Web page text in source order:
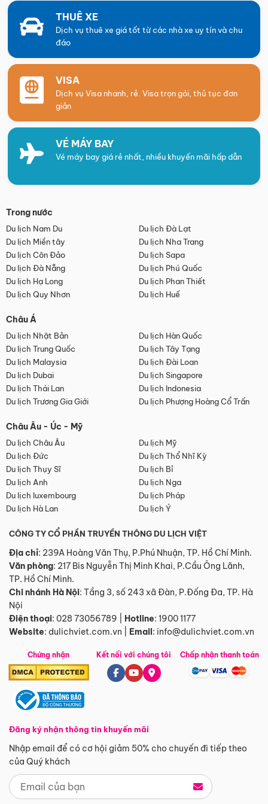
THUÊ XE
Dịch vụ thuê xe giá tốt từ các nhà xe uy tín và chu
đáo
VISA
Dịch vụ Visa nhanh, rẻ. Visa trọn gói, thủ tục đơn
giản
VÉ MÁY BAY
Vé máy bay giá rẻ nhất, nhiều khuyến mãi hấp dẫn
Trong nước
Du lịch Nam Du
Du lịch Đà Lạt
Du lịch Miền tây
Du lịch Nha Trang
Du lịch Côn Đảo
Du lịch Sapa
Du lịch Đà Nẵng
Du lịch Phú Quốc
Du lịch Hạ Long
Du lịch Phan Thiết
Du lịch Quy Nhơn
Du lịch Huế
Châu Á
Du lịch Nhật Bản
Du lịch Hàn Quốc
Du lịch Trung Quốc
Du lịch Tây Tạng
Du lịch Malaysia
Du lịch Đài Loan
Du lịch Dubai
Du lịch Singapore
Du lịch Thái Lan
Du lịch Indonesia
Du lịch Trương Gia Giới
Du lịch Phượng Hoàng Cổ Trấn
Châu Âu - Úc - Mỹ
Du lịch Châu Âu
Du lịch Mỹ
Du lịch Đức
Du lịch Thổ Nhĩ Kỳ
Du lịch Thụy Sĩ
Du lịch Bỉ
Du lịch Anh
Du lịch Nga
Du lịch luxembourg
Du lịch Pháp
Du lịch Hà Lan
Du lịch Ý
CÔNG TY CỔ PHẦN TRUYỀN THÔNG DU LỊCH VIỆT
Địa chỉ: 239A Hoàng Văn Thụ, P.Phú Nhuận, TP. Hồ Chí Minh.
Văn phòng: 217 Bis Nguyễn Thị Minh Khai, P.Cầu Ông Lãnh,
TP. Hồ Chí Minh.
Chi nhánh Hà Nội: Tầng 3, số 243 xã Đàn, P.Đống Đa, TP. Hà
Nội
Điện thoại: 028 73056789 Hotline: 1900 1177
Website: dulichviet.com.vn Email: info@dulichviet.com.vn
Chứng nhận
Đăng ký nhận thông tin khuyến mãi
Nhập email để có cơ hội giảm 50% cho chuyến đi tiếp theo
của Quý khách
Kết nối với chúng tôi Chấp nhận thanh toán